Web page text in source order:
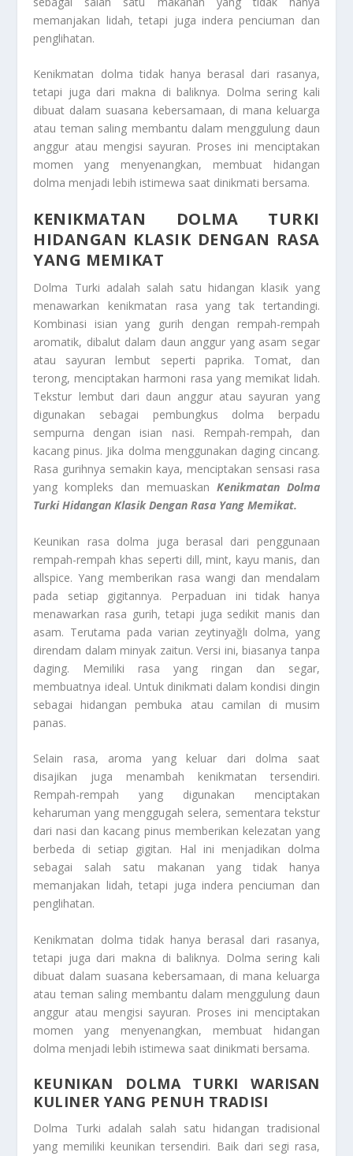
memanjakan lidah, tetapi juga indera penciuman dan
penglihatan.
Kenikmatan dolma tidak hanya berasal dari rasanya,
tetapi juga dari makna di baliknya. Dolma sering kali
dibuat dalam suasana kebersamaan, di mana keluarga
atau teman saling membantu dalam menggulung daun
anggur atau mengisi sayuran. Proses ini menciptakan
momen yang menyenangkan, membuat hidangan
dolma menjadi lebih istimewa saat dinikmati bersama.
KENIKMATAN DOLMA TURKI
HIDANGAN KLASIK DENGAN RASA
YANG MEMIKAT
Dolma Turki adalah salah satu hidangan klasik yang
menawarkan kenikmatan rasa yang tak tertandingi.
Kombinasi isian yang gurih dengan rempah-rempah
aromatik, dibalut dalam daun anggur yang asam segar
atau sayuran lembut seperti paprika. Tomat, dan
terong, menciptakan harmoni rasa yang memikat lidah.
Tekstur lembut dari daun anggur atau sayuran yang
digunakan sebagai pembungkus dolma berpadu
sempurna dengan isian nasi. Rempah-rempah, dan
kacang pinus. Jika dolma menggunakan daging cincang.
Rasa gurihnya semakin kaya, menciptakan sensasi rasa
yang kompleks dan memuaskan Kenikmatan Dolma
Turki Hidangan Klasik Dengan Rasa Yang Memikat.
Keunikan rasa dolma juga berasal dari penggunaan
rempah-rempah khas seperti dill, mint, kayu manis, dan
allspice. Yang memberikan rasa wangi dan mendalam
pada setiap gigitannya. Perpaduan ini tidak hanya
menawarkan rasa gurih, tetapi juga sedikit manis dan
asam. Terutama pada varian zeytinyağlı dolma, yang
direndam dalam minyak zaitun. Versi ini, biasanya tanpa
daging. Memiliki rasa yang ringan dan segar,
membuatnya ideal. Untuk dinikmati dalam kondisi dingin
sebagai hidangan pembuka atau camilan di musim
panas.
Selain rasa, aroma yang keluar dari dolma saat
disajikan juga menambah kenikmatan tersendiri.
Rempah-rempah yang digunakan menciptakan
keharuman yang menggugah selera, sementara tekstur
dari nasi dan kacang pinus memberikan kelezatan yang
berbeda di setiap gigitan. Hal ini menjadikan dolma
sebagai salah satu makanan yang tidak hanya
memanjakan lidah, tetapi juga indera penciuman dan
penglihatan.
Kenikmatan dolma tidak hanya berasal dari rasanya,
tetapi juga dari makna di baliknya. Dolma sering kali
dibuat dalam suasana kebersamaan, di mana keluarga
atau teman saling membantu dalam menggulung daun
anggur atau mengisi sayuran. Proses ini menciptakan
momen yang menyenangkan, membuat hidangan
dolma menjadi lebih istimewa saat dinikmati bersama.
KEUNIKAN DOLMA TURKI WARISAN
KULINER YANG PENUH TRADISI
Dolma Turki adalah salah satu hidangan tradisional
yang memiliki keunikan tersendiri. Baik dari segi rasa,